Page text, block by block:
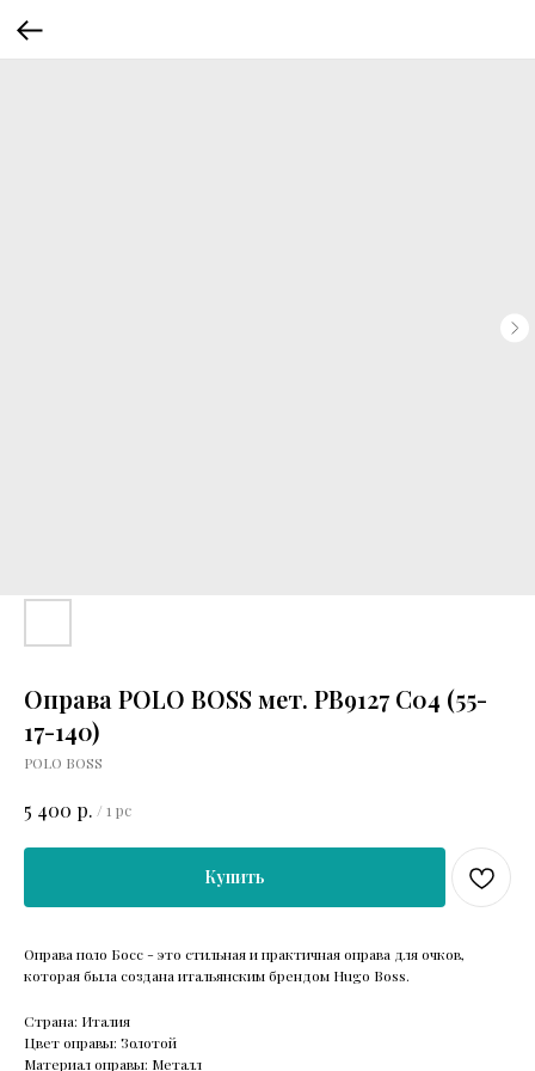
Оправа POLO BOSS мет. PB9127 C04 (55-
17-140)
POLO BOSS
5 400 р. / 1 pc
Купить
Оправа поло Босс - это стильная и практичная оправа для очков,
которая была создана итальянским брендом Hugo Boss.
Страна: Италия
Цвет оправы: Золотой
Материал оправы: Металл